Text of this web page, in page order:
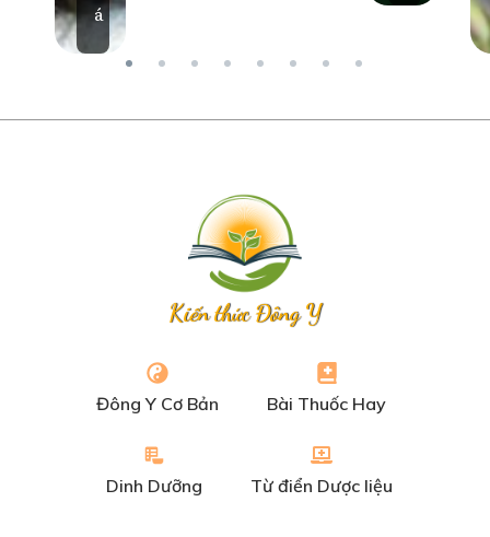
á
Kiến thức Đông Y
Đông Y Cơ Bản Bài Thuốc Hay
Dinh Dưỡng Từ điển Dược liệu